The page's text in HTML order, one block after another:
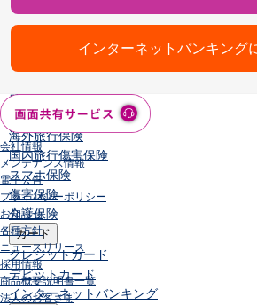
保険TOP
がん保険
就業不能保険
認知症保険
海外旅行保険
国内旅行傷害保険
スマホ保険
傷害保険
介護保険
カード
クレジットカード
デビットカード
インターネットバンキング
インターネットバンキング
会社情報
メンテナンス情報
電子公告
プライバシーポリシー
お知らせ
各種方針
ニュースリリース
採用情報
商品概要説明書一覧
法人のお客さま